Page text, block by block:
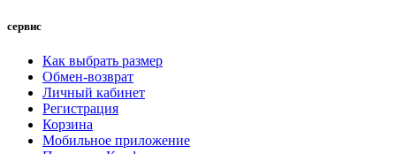
сервис
Как выбрать размер
Обмен-возврат
Личный кабинет
Регистрация
Корзина
Мобильное приложение